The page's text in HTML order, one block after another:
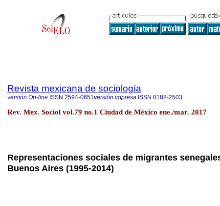
Revista mexicana de sociología
versión On-line ISSN 2594-0651versión impresa ISSN 0188-2503
Rev. Mex. Sociol vol.79 no.1 Ciudad de México ene./mar. 2017
Representaciones sociales de migrantes
Buenos Aires (1995-2014)